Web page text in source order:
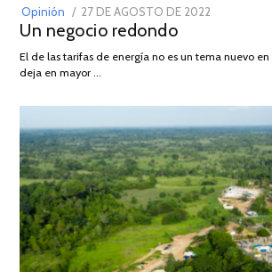
Opinión
POSTED
ON
27 DE AGOSTO DE 2022
DE
Un negocio redondo
El de las tarifas de energía no es un tema nuevo
deja en mayor …